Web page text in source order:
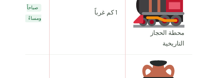
محطة الحجاز
التاريخية
1 كم غرباً
صباحاً
ومساءً